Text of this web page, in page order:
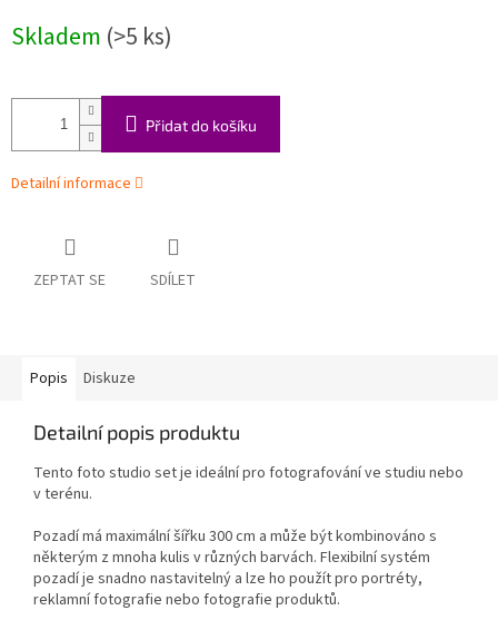
cena:
Skladem (>5 ks)
Přidat do košíku
Detailní informace
ZEPTAT SE SDÍLET
Popis Diskuze
Detailní popis produktu
Tento foto studio set je ideální pro fotografování ve studiu nebo
v terénu.
Pozadí má maximální šířku 300 cm a může být kombinováno s
některým z mnoha kulis v různých barvách. Flexibilní systém
pozadí je snadno nastavitelný a lze ho použít pro portréty,
reklamní fotografie nebo fotografie produktů.